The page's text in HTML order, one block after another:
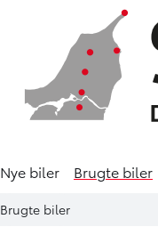
Nye biler Brugte biler
Brugte biler